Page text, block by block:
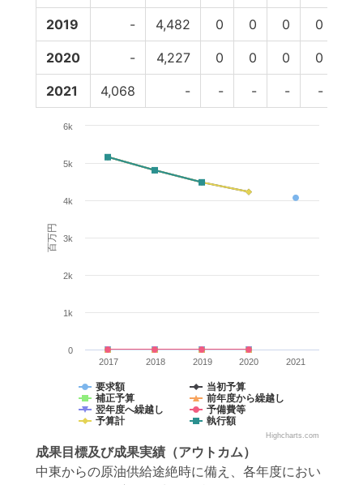
2019 - 4,482 0 0 0 0
2020 - 4,227 0 0 0 0
2021 4,068 - - - - -
百万円
要求額
当初予算
補正予算
前年度から繰越し
翌年度へ繰越し
予備費等
予算計
執行額
2017 2018 2019 2020 2021
0
1k
2k
3k
4k
5k
6k
Highcharts.com
成果目標及び成果実績 （アウトカム）
中東からの原油供給途絶時に備え、各年度におい